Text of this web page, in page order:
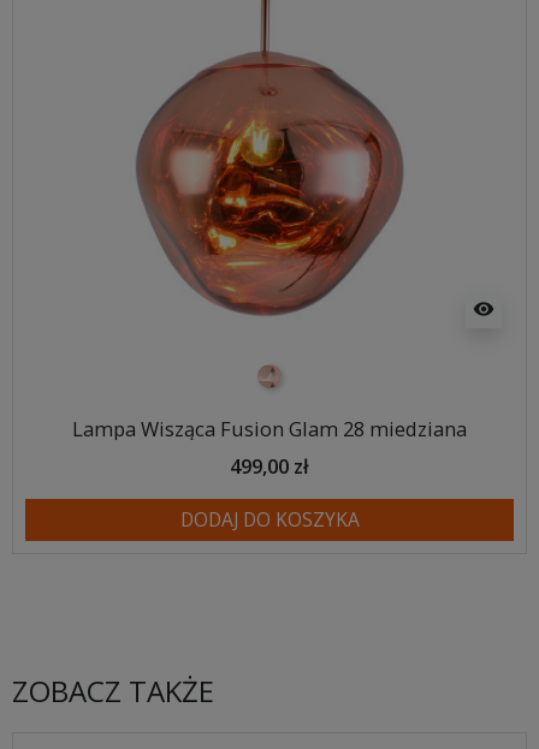
visibility
miedziany
Lampa Wisząca Fusion Glam 28 miedziana
499,00 zł
DODAJ DO KOSZYKA
ZOBACZ TAKŻE